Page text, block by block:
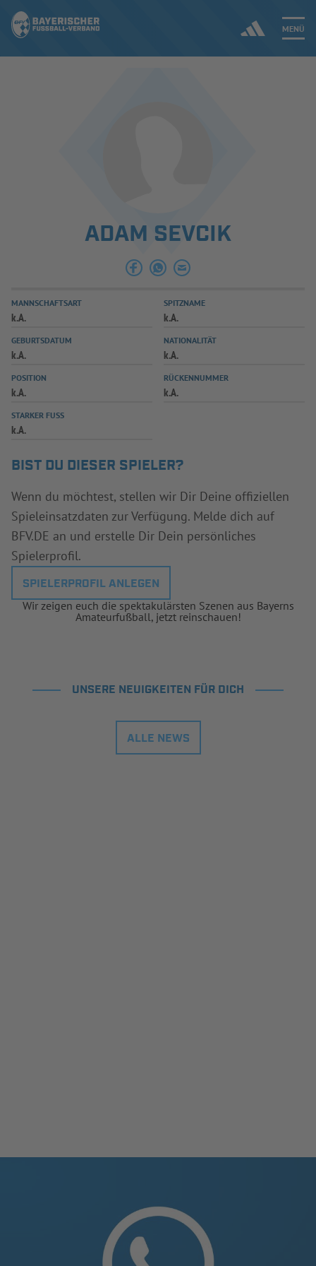
MENÜ
AUSBILDUNG & FÖRDERUNG
SPIELPLUS
ADAM SEVCIK
MANNSCHAFTSART
k.A.
SPITZNAME
k.A.
GEBURTSDATUM
k.A.
NATIONALITÄT
k.A.
POSITION
k.A.
RÜCKENNUMMER
k.A.
STARKER FUSS
k.A.
BIST DU DIESER SPIELER?
Wenn du möchtest, stellen wir Dir Deine offiziellen
Spieleinsatzdaten zur Verfügung. Melde dich auf
BFV.DE an und erstelle Dir Dein persönliches
Spielerprofil.
SPIELERPROFIL ANLEGEN
Wir zeigen euch die spektakulärsten Szenen aus Bayerns
Amateurfußball, jetzt reinschauen!
UNSERE NEUIGKEITEN FÜR DICH
ALLE NEWS